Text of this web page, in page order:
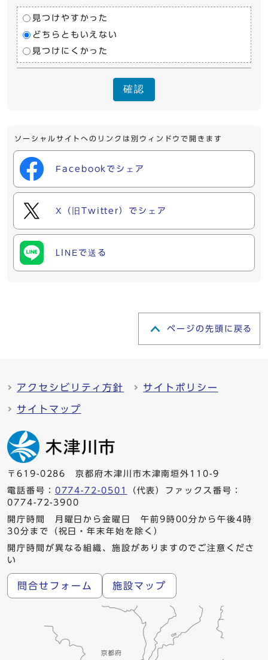
見つけやすかった
どちらともいえない
見つけにくかった
確認
ソーシャルサイトへのリンクは別ウィンドウで開きます
Facebookでシェア
X（旧Twitter）でシェア
LINEで送る
ページの先頭に戻る
アクセシビリティ方針 サイトポリシー
サイトマップ
〒619-0286 京都府木津川市木津南垣外110-9
電話番号： 0774-72-0501
（代表）ファックス番号：
0774-72-3900
開庁時間 月曜日から金曜日 午前9時00分から午後4時
30分まで（祝日・年末年始を除く）
開庁時間が異なる組織、施設がありますのでご注意くださ
い
問合せフォーム 施設マップ